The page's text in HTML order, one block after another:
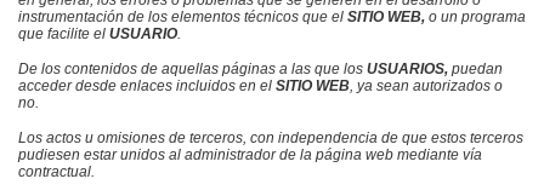
instrumentación de los elementos técnicos que el SITIO WEB, o un programa
que facilite el USUARIO
De los contenidos de aquellas páginas a las que los USUARIOS, puedan
acceder desde enlaces incluidos en el SITIO WEB , ya sean autorizados o
no.
Los actos u omisiones de terceros, con independencia de que estos terceros
pudiesen estar unidos al administrador de la página web mediante vía
contractual.